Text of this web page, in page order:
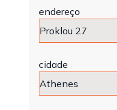
endereço
cidade